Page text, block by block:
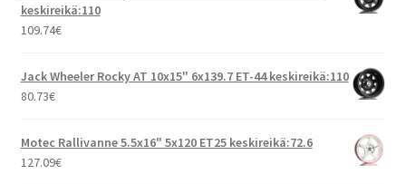
keskireikä:110
109.74€
Jack Wheeler Rocky AT 10x15" 6x139.7 ET-44 keskireikä:110
80.73€
Motec Rallivanne 5.5x16" 5x120 ET25 keskireikä:72.6
127.09€